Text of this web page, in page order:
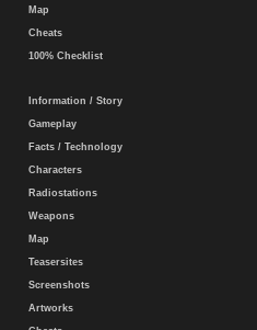
Map
Cheats
100% Checklist
Information / Story
Gameplay
Facts / Technology
Characters
Radiostations
Weapons
Map
Teasersites
Screenshots
Artworks